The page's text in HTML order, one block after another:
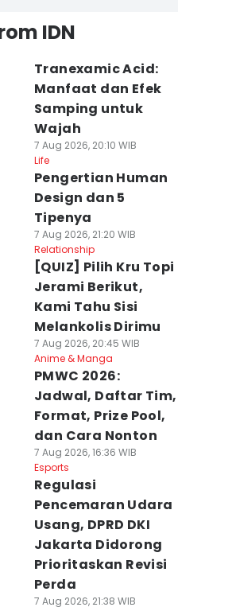
IDN
Tranexamic Acid:
Manfaat dan Efek
Samping untuk
Wajah
7 Aug 2026, 20:10 WIB
Life
Pengertian Human
Design dan 5
Tipenya
7 Aug 2026, 21:20 WIB
Relationship
[QUIZ] Pilih Kru Topi
Jerami Berikut,
Kami Tahu Sisi
Melankolis Dirimu
7 Aug 2026, 20:45 WIB
Anime & Manga
PMWC 2026:
Jadwal, Daftar Tim,
Format, Prize Pool,
dan Cara Nonton
7 Aug 2026, 16:36 WIB
Esports
Regulasi
Pencemaran Udara
Usang, DPRD DKI
Jakarta Didorong
Prioritaskan Revisi
Perda
7 Aug 2026, 21:38 WIB